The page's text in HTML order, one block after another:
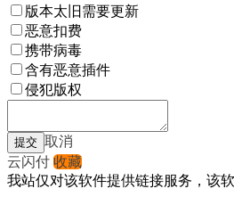
版本太旧需要更新
恶意扣费
携带病毒
含有恶意插件
侵犯版权
取消
云闪付 收藏
我站仅对该软件提供链接服务，该